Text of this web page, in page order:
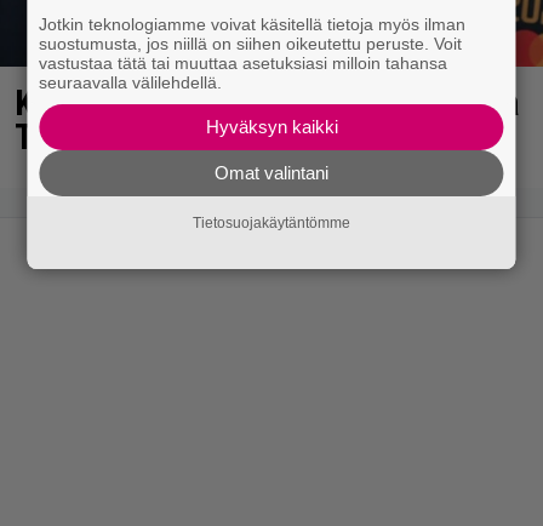
Kaija Koolta ikävä ilmoitus – Juha
Tapio kiirehti apuun
Jotkin teknologiamme voivat käsitellä tietoja myös ilman
suostumusta, jos niillä on siihen oikeutettu peruste. Voit
vastustaa tätä tai muuttaa asetuksiasi milloin tahansa
seuraavalla välilehdellä.
Hyväksyn kaikki
Omat valintani
Tietosuojakäytäntömme